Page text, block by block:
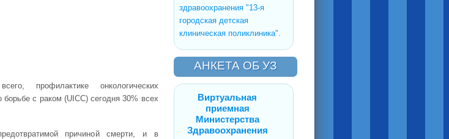
здравоохранения "13-я
городская детская
клиническая поликлиника".
АНКЕТА ОБ УЗ
Виртуальная
приемная
Министерства
Здравоохранения
профилактике онкологических
с раком (UICC) сегодня 30% всех
причиной смерти, и в